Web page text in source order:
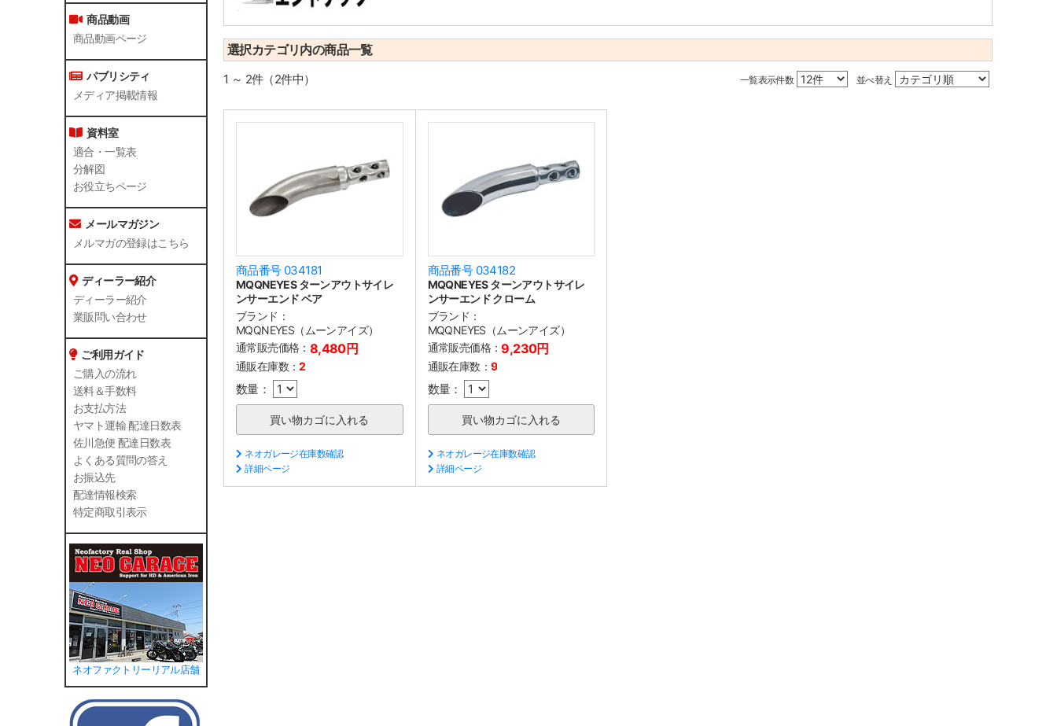
商品動画
商品動画ページ
パブリシティ
メディア掲載情報
資料室
適合・一覧表
分解図
お役立ちページ
メールマガジン
メルマガの登録はこちら
ディーラー紹介
ディーラー紹介
業販問い合わせ
ご利用ガイド
ご購入の流れ
送料＆手数料
お支払方法
ヤマト運輸 配達日数表
佐川急便 配達日数表
よくある質問の答え
お振込先
配達情報検索
特定商取引表示
ネオファクトリーリアル店舗
選択カテゴリ内の商品一覧
一覧表示件数 並べ替え
1 ～ 2件（2件中）
商品番号 034181
MQQNEYES ターンアウトサイレ
ンサーエンド ベア
ブランド：
MQQNEYES（ムーンアイズ）
通常販売価格： 8,480円
通販在庫数：2
数量：
ネオガレージ在庫数確認
詳細ページ
商品番号 034182
MQQNEYES ターンアウトサイレ
ンサーエンド クローム
ブランド：
MQQNEYES（ムーンアイズ）
通常販売価格：9,230円
通販在庫数： 9
数量：
ネオガレージ在庫数確認
詳細ページ